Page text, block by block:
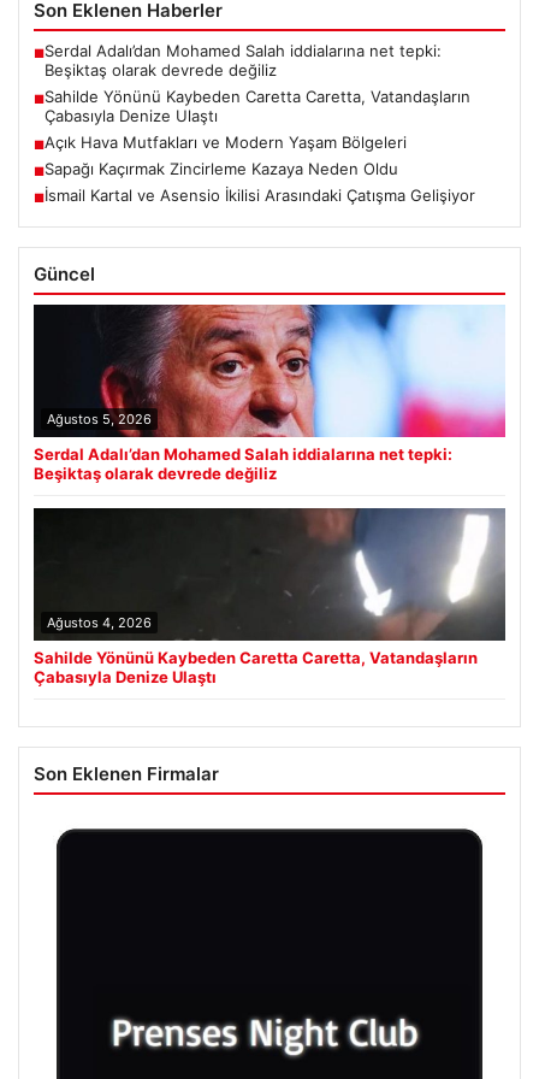
Son Eklenen Haberler
■Serdal Adalı’dan Mohamed Salah iddialarına net tepki:
Beşiktaş olarak devrede değiliz
■Sahilde Yönünü Kaybeden Caretta Caretta, Vatandaşların
Çabasıyla Denize Ulaştı
■Açık Hava Mutfakları ve Modern Yaşam Bölgeleri
■Sapağı Kaçırmak Zincirleme Kazaya Neden Oldu
■İsmail Kartal ve Asensio İkilisi Arasındaki Çatışma Gelişiyor
Güncel
Ağustos 5, 2026
Serdal Adalı’dan Mohamed Salah iddialarına net tepki:
Beşiktaş olarak devrede değiliz
Ağustos 4, 2026
Sahilde Yönünü Kaybeden Caretta Caretta, Vatandaşların
Çabasıyla Denize Ulaştı
Son Eklenen Firmalar